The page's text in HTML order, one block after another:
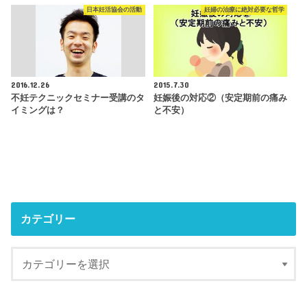
日本妊活協会の活動
2016.12.26
不妊テクニックセミナー受講のタ
イミングは？
妊婦の治療に絶対必要な哲学
2015.7.30
妊娠後の対応②（安定期前の痛み
と不安）
カテゴリー